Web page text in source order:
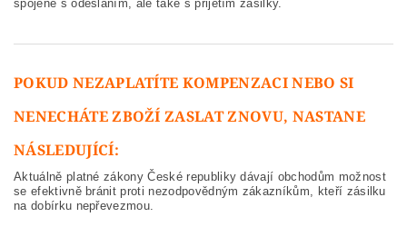
spojené s odesláním, ale také s přijetím zásilky.
POKUD NEZAPLATÍTE KOMPENZACI NEBO SI
NENECHÁTE ZBOŽÍ ZASLAT ZNOVU, NASTANE
NÁSLEDUJÍCÍ:
Aktuálně platné zákony České republiky dávají obchodům možnost
se efektivně bránit proti nezodpovědným zákazníkům, kteří zásilku
na dobírku nepřevezmou.